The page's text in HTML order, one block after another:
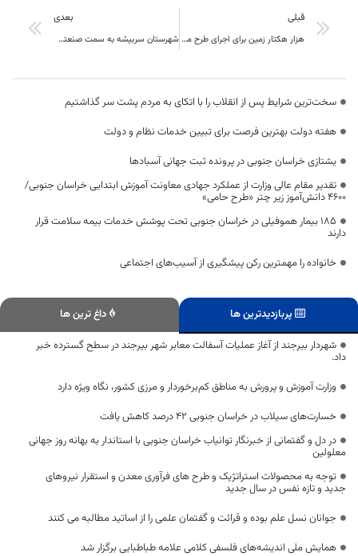
قبلی
هزار هکتار زمین برای اجرای طرح ملی مسکن در خراسان جنوبی تامین شد
بعدی
شهرستان سربیشه به سمت صنعتی شدن در حرکت است
سخت‌ترین شرایط پس از انقلاب را با اتکای به مردم پشت سر گذاشتیم
هفته دولت بهترین فرصت برای تبیین خدمات نظام و دولت
یشتازی خراسان جنوبی در پرونده ثبت جهانی آسبادها
تقدیر مقام عالی وزارت از عملکرد جهادی معاونت آموزش ابتدایی خراسان جنوبی/
۴۶۰۰ دانش‌آموز زیر چتر «طرح حامی»
۱۸۵ بیمار هموفیلی در خراسان جنوبی تحت پوشش خدمات بیمه سلامت قرار
دارند
خانواده را مهمترین رکن پیشگیری از آسیب‌های اجتماعی
پربازدیدترین ها
داغ ترین ها
شهردار بیرجند از آغاز عملیات آسفالت معابر شهر بیرجند در سطح گسترده خبر
داد.
وزارت آموزش و پرورش به مناطق کم‌برخوردار و مرزی کشور، نگاه ویژه دارد
خسارت‌­­­­­­­­­­­­­­­­­­­­­­­های سیلاب در خراسان جنوبی ۴۲ درصد کاهش یافت
در دل و گفتمانی از خبرنگار توانیاب خراسان جنوبی با استاندار به بهانه روز جهانی
معلولین
توجه به محصولات استراتژیک و طرح های فرآوری معدن و استقرار نیروهای
جدید و تازه نفس در سال جدید
جوانان نسل علم بوده و قرائت و گفتمان علمی را از اساتید مطالبه می کنند
همایش ملی اندیشه‌های فلسفی کلامی علامه طباطبایی برگزار شد